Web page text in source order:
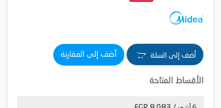
أضف إلى السلة أضف إلى المقارنة
الأقساط المتاحة